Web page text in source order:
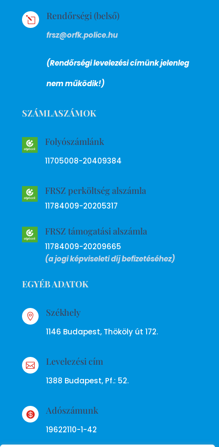
l Rendőrségi (belső)
frsz@orfk.police.hu
(Rendőrségi levelezési címünk jelenleg
nem működik!)
SZÁMLASZÁMOK
Folyószámlánk
11705008-20409384
FRSZ perköltség alszámla
11784009-20205317
FRSZ támogatási alszámla
11784009-20209665
(a jogi képviseleti díj befizetéséhez)
EGYÉB ADATOK
 Székhely
1146 Budapest, Thököly út 172.
 Levelezési cím
1388 Budapest, Pf.: 52.
 Adószámunk
19622110-1-42